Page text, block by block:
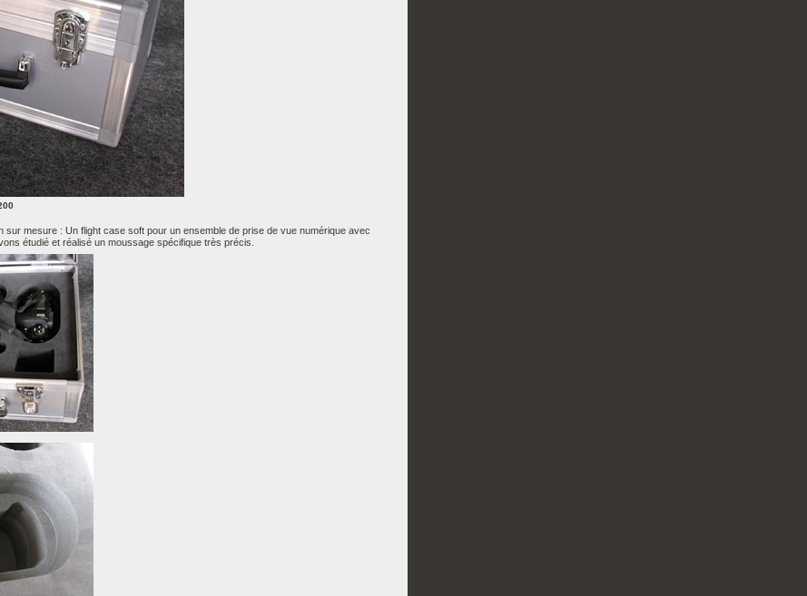
sur mesure : Un flight case soft pour un ensemble de prise de vue numérique avec
étudié et réalisé un moussage spécifique très précis.